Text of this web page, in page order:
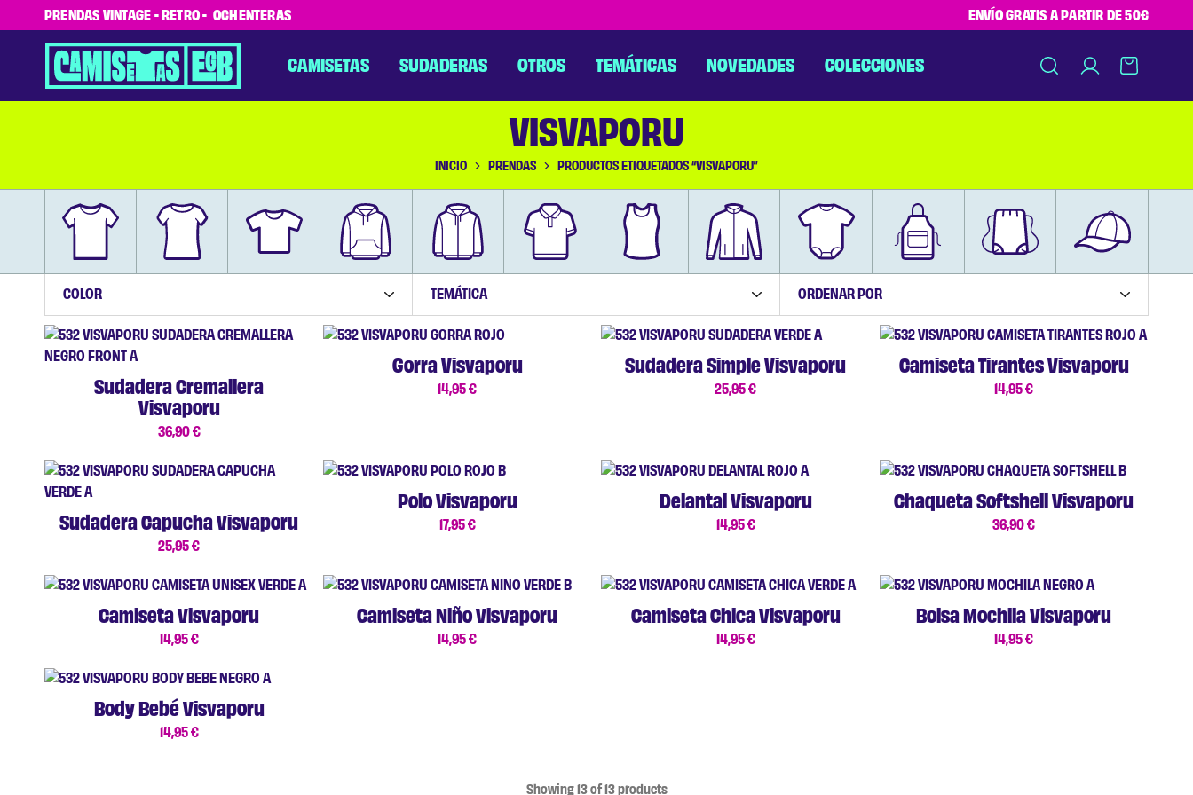
PRENDAS VINTAGE - RETRO - OCHENTERAS ENVÍO GRATIS A PARTIR DE 50€
Camisetas
EGB
La
nostalgia
no
que
vamos..?
CAMISETAS SUDADERAS OTROS TEMÁTICAS NOVEDADES COLECCIONES
INICIO PRENDAS PRODUCTOS ETIQUETADOS “VISVAPORU”
VISVAPORU
COLOR TEMÁTICA ORDENAR POR
Sudadera Cremallera
Visvaporu
36,90 €
Gorra Visvaporu
14,95€
Sudadera Simple Visvaporu
25,95€
Camiseta Tirantes Visvaporu
14,95€
Sudadera Capucha Visvaporu
25,95€
Polo Visvaporu
17,95 €
Delantal Visvaporu
14,95 €
Chaqueta Softshell Visvaporu
36,90€
Camiseta Visvaporu
14,95 €
Camiseta Niño Visvaporu
14,95€
Camiseta Chica Visvaporu
14,95 €
Bolsa Mochila Visvaporu
14,95€
Body Bebé Visvaporu
14,95 €
Showing13 of 13 products